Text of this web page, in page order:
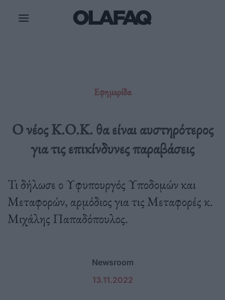
Εφημερίδα
Ο νέος Κ.Ο.Κ. θα είναι αυστηρότερος
για τις επικίνδυνες παραβάσεις
Τι δήλωσε ο Υφυπουργός Υποδομών και
Μεταφορών, αρμόδιος για τις Μεταφορές κ.
Μιχάλης Παπαδόπουλος.
Newsroom
13.11.2022